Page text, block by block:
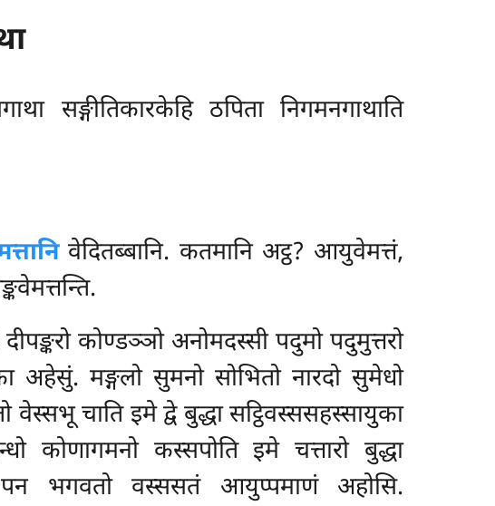
सङ्गीतिकारकेहि ठपिता निगमनगाथाति
वेदितब्बानि. कतमानि अट्ठ? आयुवेमत्तं,
कोण्डञ्ञो अनोमदस्सी पदुमो पदुमुत्तरो
अहेसुं. मङ्गलो सुमनो सोभितो नारदोसुमेधो
चाति इमे द्वे बुद्धा सट्ठिवस्ससहस्सायुका
कोणागमनो कस्सपोति इमे चत्तारो बुद्धा
पन भगवतो वस्ससतं आयुप्पमाणं अहोसि.